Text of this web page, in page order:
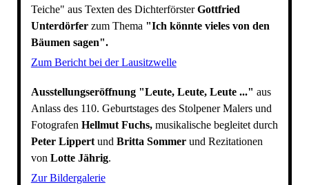
Teiche" aus Texten des DichterförsterGottfried
Unterdörferzum Thema"Ich könnte vieles von den
Bäumen sagen".
Zum Bericht bei der Lausitzwelle
Ausstellungseröffnung "Leute, Leute, Leute ..." aus
Anlass des 110. Geburtstages des Stolpener Malers und
Fotografen Hellmut Fuchs,musikalische begleitet durch
Peter Lippertund Britta Sommerund Rezitationen
von Lotte Jährig.
Zur Bildergalerie